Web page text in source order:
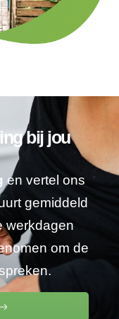
bij jou
en vertel ons
gemiddeld
werkdagen
om de